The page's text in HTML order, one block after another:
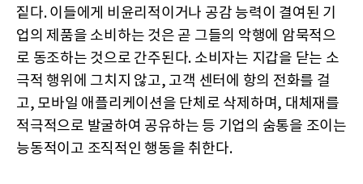
짙다. 이들에게 비윤리적이거나 공감 능력이 결여된 기
업의 제품을 소비하는 것은 곧 그들의 악행에 암묵적으
로 동조하는 것으로 간주된다. 소비자는 지갑을 닫는 소
극적 행위에 그치지 않고, 고객 센터에 항의 전화를 걸
고, 모바일 애플리케이션을 단체로 삭제하며, 대체재를
적극적으로 발굴하여 공유하는 등 기업의 숨통을 조이는
능동적이고 조직적인 행동을 취한다.